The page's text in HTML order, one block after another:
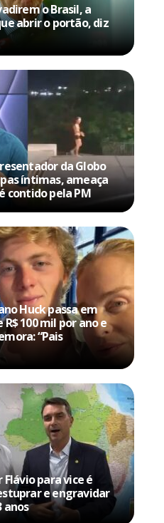
o Brasil, a
abrir o portão, diz
da Globo
íntimas, ameaça
contido pela PM
Huck passa em
100 mil por ano e
“Pais
Flávio para vice é
e engravidar
anos